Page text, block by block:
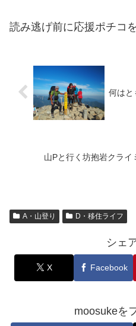
読み逃げ前に応援ポチコ
何はと
山Pと行く坊抱岩クライ
A・山登り D・移住ライフ
シェ
X Facebook
moosukeを